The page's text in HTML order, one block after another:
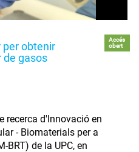
per obtenir
de gasos
Accés
obert
recerca d'Innovació en
- Biomaterials per a
BRT) de la UPC, en